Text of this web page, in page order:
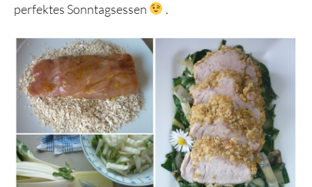
perfektes Sonntagsessen
.